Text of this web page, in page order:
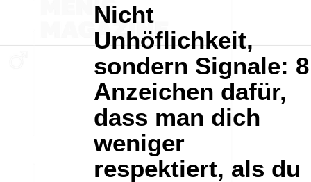
Nicht
Unhöflichkeit,
sondern Signale: 8
Anzeichen dafür,
dass man dich
weniger
respektiert, als du